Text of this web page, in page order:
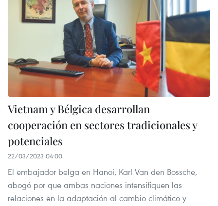
Vietnam y Bélgica desarrollan
cooperación en sectores tradicionales y
potenciales
22/03/2023 04:00
El embajador belga en Hanoi, Karl Van den Bossche,
abogó por que ambas naciones intensifiquen las
relaciones en la adaptación al cambio climático y